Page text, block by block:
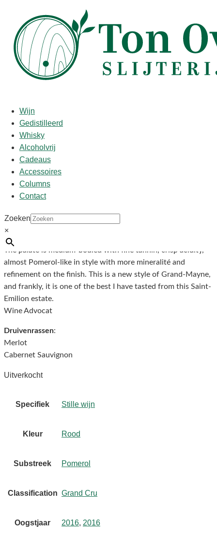
Wijn
Gedistilleerd
Whisky
Alcoholvrij
Cadeaus
Accessoires
Columns
Contact
Zoeken
×
Start/ shop / Wijn/ Chateau Grand Mayne 2016
57,95
Proefnotities/Punten:
2016 Grand-Mayne is a very different wine from those of old
when sometimes it could be pushed too much in the winery.
Certainly, the addition of Louis Mitjavile, François’s son, has
had a positive impact upon Grand-Mayne in the last two or
three years. This is very elegant and refined, displaying more
terroir characteristics with a gorgeous herbal lift, almost as if
owner Jean-Antoine Nony had used some stems!
The palate is medium-bodied with fine tannin, crisp acidity,
almost Pomerol-like in style with more mineralité and
refinement on the finish. This is a new style of Grand-Mayne,
and frankly, it is one of the best I have tasted from this Saint-
Emilion estate.
Wine Advocat
Druivenrassen:
Merlot
Cabernet Sauvignon
Uitverkocht
Specifiek Stille wijn
Kleur Rood
Substreek Pomerol
Classification Grand Cru
Oogstjaar 2016, 2016